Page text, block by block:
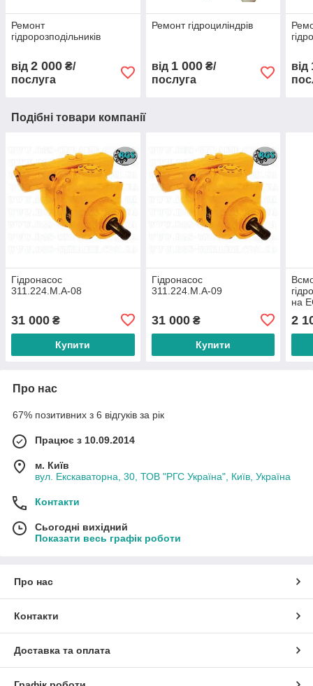
Ремонт
гідророзподільників
від 2 000 ₴/
послуга
Ремонт гідроциліндрів
від 1 000₴/
послуга
від
Подібні товари компанії
Гідронасос
311.224.М.А-08
31 000 ₴
Купити
Гідронасос
311.224.М.А-09
31 000₴
Купити
на
2
Про нас
67% позитивних з 6 відгуків за рік
Працює з 10.09.2014
м. Київ
вул. Екскаваторна, 30, ТОВ "РГС Україна", Київ, Україна
Контакти
Сьогодні вихідний
Показати весь графік роботи
Про нас
Контакти
Доставка та оплата